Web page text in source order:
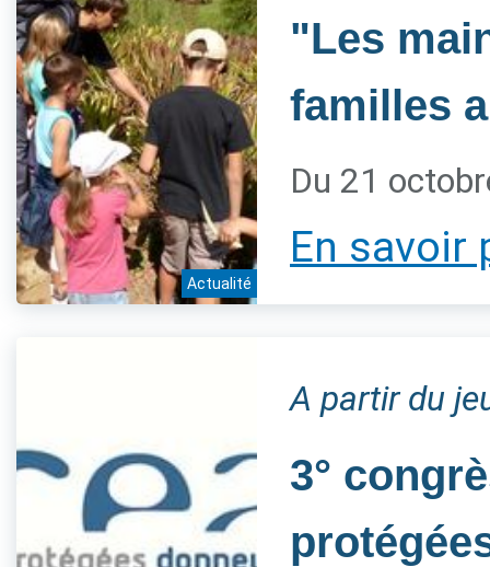
Actualité
"Les
familles
Du 21
En savoir
A partir du
3°